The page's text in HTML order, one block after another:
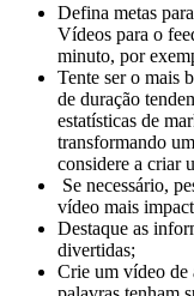
Defina metas
Vídeos para o
minuto, por
Tente ser o mais
de duração
estatísticas de
transformando
considere a criar
Se necessário,
vídeo mais
Destaque as
divertidas;
Crie um vídeo de